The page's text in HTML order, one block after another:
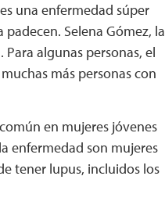
una enfermedad súper
Selena Gómez, la
algunas personas, el
más personas con
en mujeres jóvenes
enfermedad son mujeres
tener lupus, incluidos los